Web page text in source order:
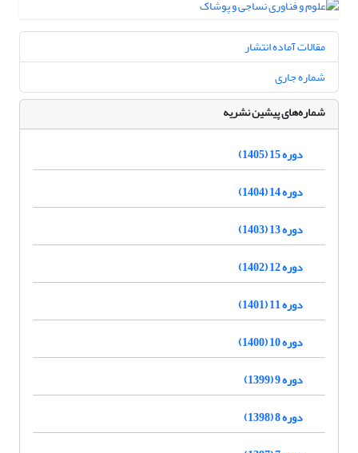
مقالات آماده انتشار
شماره جاری
شماره‌های پیشین نشریه
دوره 15 (1405)
دوره 14 (1404)
دوره 13 (1403)
دوره 12 (1402)
دوره 11 (1401)
دوره 10 (1400)
دوره 9 (1399)
دوره 8 (1398)